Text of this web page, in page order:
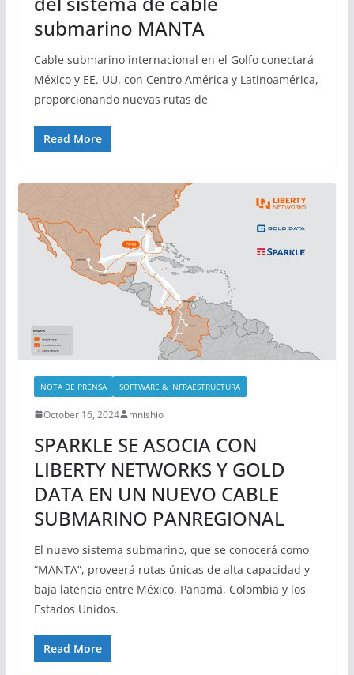
submarino MANTA
Cable submarino internacional en el Golfo conectará
México y EE. UU. con Centro América y Latinoamérica,
proporcionando nuevas rutas de
Read More
NOTA DE PRENSA SOFTWARE & INFRAESTRUCTURA
October 16, 2024 mnishio
SPARKLE SE ASOCIA CON
LIBERTY NETWORKS Y GOLD
DATA EN UN NUEVO CABLE
SUBMARINO PANREGIONAL
El nuevo sistema submarino, que se conocerá como
“MANTA”, proveerá rutas únicas de alta capacidad y
baja latencia entre México, Panamá, Colombia y los
Estados Unidos.
Read More